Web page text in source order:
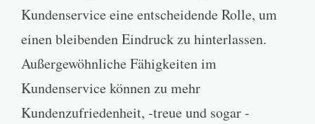
Kundenservice eine entscheidende Rolle, um
einen bleibenden Eindruck zu hinterlassen.
Außergewöhnliche Fähigkeiten im
Kundenservice können zu mehr
Kundenzufriedenheit, -treue und sogar -